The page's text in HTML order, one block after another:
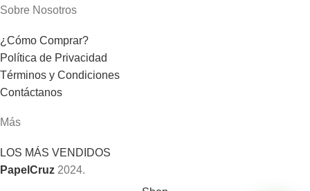
Sobre Nosotros
¿Cómo Comprar?
Política de Privacidad
Términos y Condiciones
Contáctanos
Más
LOS MÁS VENDIDOS
PapelCruz 2024.